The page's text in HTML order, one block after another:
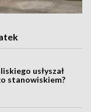
usłyszał
stanowiskiem?